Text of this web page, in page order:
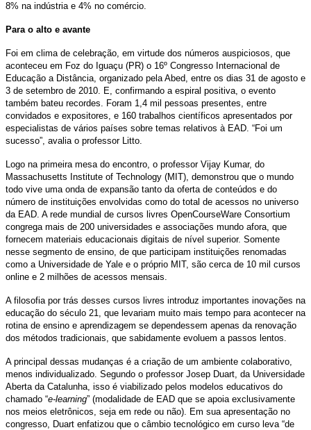
8% na indústria e 4% no comércio.
Para o alto e avante
Foi em clima de celebração, em virtude dos números auspiciosos, que
aconteceu em Foz do Iguaçu (PR) o 16º Congresso Internacional de
Educação a Distância, organizado pela Abed, entre os dias 31 de agosto e
3 de setembro de 2010. E, confirmando a espiral positiva, o evento
também bateu recordes. Foram 1,4 mil pessoas presentes, entre
convidados e expositores, e 160 trabalhos científicos apresentados por
especialistas de vários países sobre temas relativos à EAD. “Foi um
sucesso”, avalia o professor Litto.
Logo na primeira mesa do encontro, o professor Vijay Kumar, do
Massachusetts Institute of Technology (MIT), demonstrou que o mundo
todo vive uma onda de expansão tanto da oferta de conteúdos e do
número de instituições envolvidas como do total de acessos no universo
da EAD. A rede mundial de cursos livres OpenCourseWare Consortium
congrega mais de 200 universidades e associações mundo afora, que
fornecem materiais educacionais digitais de nível superior. Somente
nesse segmento de ensino, de que participam instituições renomadas
como a Universidade de Yale e o próprio MIT, são cerca de 10 mil cursos
online e 2 milhões de acessos mensais.
A filosofia por trás desses cursos livres introduz importantes inovações na
educação do século 21, que levariam muito mais tempo para acontecer na
rotina de ensino e aprendizagem se dependessem apenas da renovação
dos métodos tradicionais, que sabidamente evoluem a passos lentos.
A principal dessas mudanças é a criação de um ambiente colaborativo,
menos individualizado. Segundo o professor Josep Duart, da Universidade
Aberta da Catalunha, isso é viabilizado pelos modelos educativos do
chamado “e-learning” (modalidade de EAD que se apoia exclusivamente
nos meios eletrônicos, seja em rede ou não). Em sua apresentação no
congresso, Duart enfatizou que o câmbio tecnológico em curso leva “de